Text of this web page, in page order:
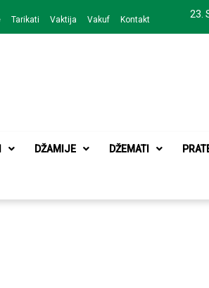
23.
Tarikati Vaktija Vakuf Kontakt
Bijeljina
DŽAMIJE DŽEMATI